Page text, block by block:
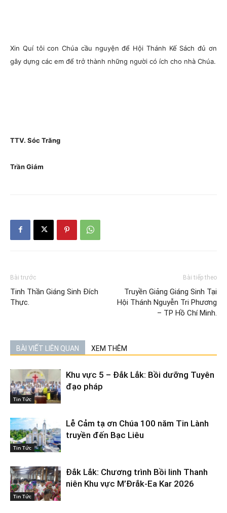
Xin Quí tôi con Chúa cầu nguyện để Hội Thánh Kế Sách đủ ơn
gây dựng các em để trở thành những người có ích cho nhà Chúa.
TTV. Sóc Trăng
Trần Giám
Bài trước
Tinh Thần Giáng Sinh Đích
Thực.
Bài tiếp theo
Truyền Giảng Giáng Sinh Tại
Hội Thánh Nguyễn Tri Phương
– TP Hồ Chí Minh.
BÀI VIẾT LIÊN QUAN XEM THÊM
Tin Tức
Khu vực 5 – Đắk Lắk: Bồi dưỡng Tuyên
đạo pháp
Tin Tức
Lễ Cảm tạ ơn Chúa 100 năm Tin Lành
truyền đến Bạc Liêu
Tin Tức
Đắk Lắk: Chương trình Bồi linh Thanh
niên Khu vực M’Đrắk-Ea Kar 2026